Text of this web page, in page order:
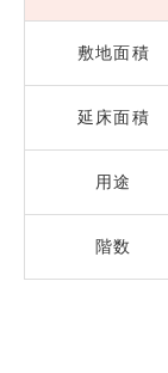
敷地面積
延床面積
用途
階数